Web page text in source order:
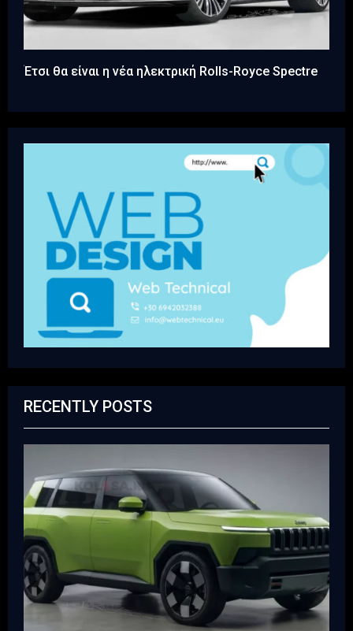
Έτσι θα είναι η νέα ηλεκτρική Rolls-Royce Spectre
RECENTLY POSTS